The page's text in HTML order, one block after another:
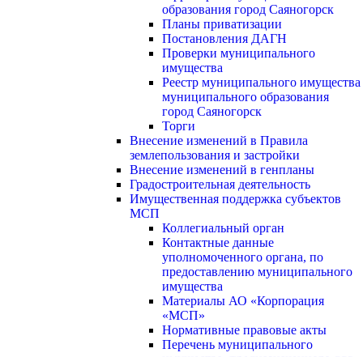
образования город Саяногорск
Планы приватизации
Постановления ДАГН
Проверки муниципального
имущества
Реестр муниципального имущества
муниципального образования
город Саяногорск
Торги
Внесение изменений в Правила
землепользования и застройки
Внесение изменений в генпланы
Градостроительная деятельность
Имущественная поддержка субъектов
МСП
Коллегиальный орган
Контактные данные
уполномоченного органа, по
предоставлению муниципального
имущества
Материалы АО «Корпорация
«МСП»
Нормативные правовые акты
Перечень муниципального